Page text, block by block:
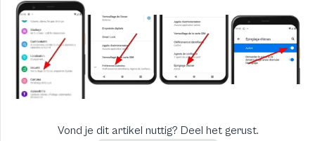
Vond je dit artikel nuttig? Deel het gerust.